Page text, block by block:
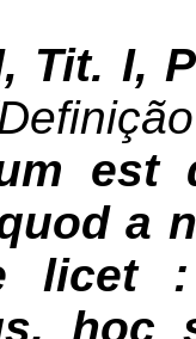
Tit. I,
est
a
licet
hoc